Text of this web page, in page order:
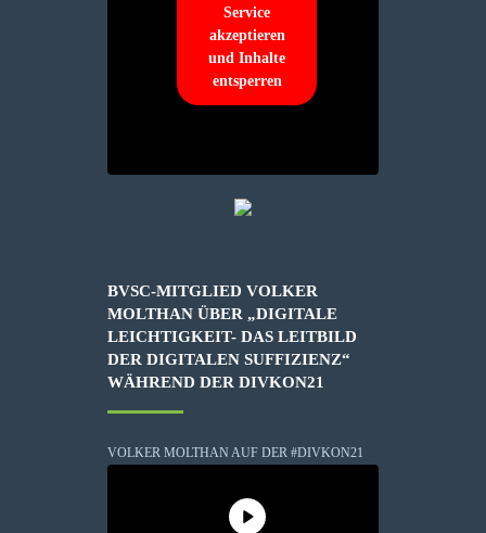
Service
akzeptieren
und Inhalte
entsperren
BVSC-MITGLIED VOLKER
MOLTHAN ÜBER „DIGITALE
LEICHTIGKEIT- DAS LEITBILD
DER DIGITALEN SUFFIZIENZ“
WÄHREND DER DIVKON21
VOLKER MOLTHAN AUF DER #DIVKON21